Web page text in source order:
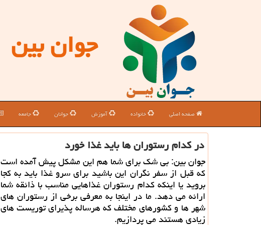
جوان بین
صفحه اصلی خانواده آموزش جوانان جامعه
در كدام رستوران ها باید غذا خورد
جوان بین: بی شك برای شما هم این مشكل پیش آمده است
كه قبل از سفر نگران این باشید برای سرو غذا باید به كجا
بروید یا اینكه كدام رستوران غذاهایی مناسب با ذائقه شما
ارائه می دهد. ما در اینجا به معرفی برخی از رستوران های
شهر ها و كشورهای مختلف كه هرساله پذیرای توریست های
زیادی هستند می پردازیم.